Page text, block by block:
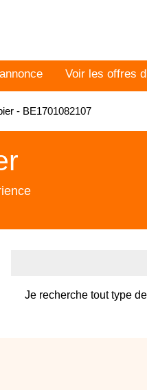
Voir les offres
- BE1701082107
Je recherche tout type